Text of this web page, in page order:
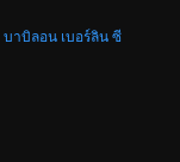
บาบิลอน เบอร์ลิน ซี